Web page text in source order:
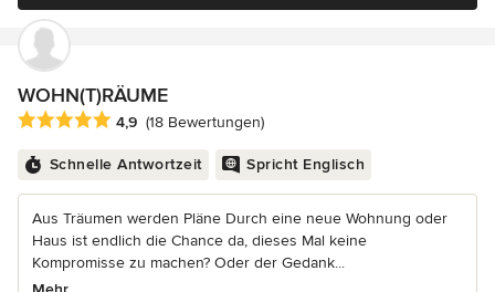
WOHN(T)RÄUME
Durchschnittliche Bewertung: 4.9 von 5 Sternen
4,9 (18 Bewertungen)
Schnelle Antwortzeit Spricht Englisch
Aus Träumen werden Pläne Durch eine neue Wohnung oder
Haus ist endlich die Chance da, dieses Mal keine
Kompromisse zu machen? Oder der Gedank...